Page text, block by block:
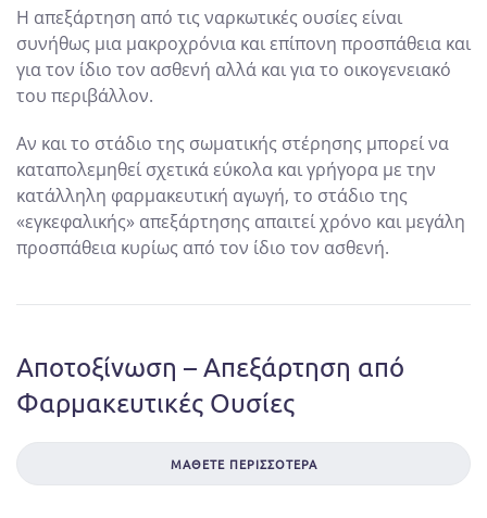
Η απεξάρτηση από τις ναρκωτικές ουσίες είναι
συνήθως μια μακροχρόνια και επίπονη προσπάθεια και
για τον ίδιο τον ασθενή αλλά και για το οικογενειακό
του περιβάλλον.
Αν και το στάδιο της σωματικής στέρησης μπορεί να
καταπολεμηθεί σχετικά εύκολα και γρήγορα με την
κατάλληλη φαρμακευτική αγωγή, το στάδιο της
«εγκεφαλικής» απεξάρτησης απαιτεί χρόνο και μεγάλη
προσπάθεια κυρίως από τον ίδιο τον ασθενή.
Αποτοξίνωση – Απεξάρτηση από
Φαρμακευτικές Ουσίες
ΜΆΘΕΤΕ ΠΕΡΙΣΣΌΤΕΡΑ